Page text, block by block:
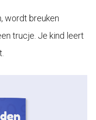
wordt breuken
trucje. Je kind leert